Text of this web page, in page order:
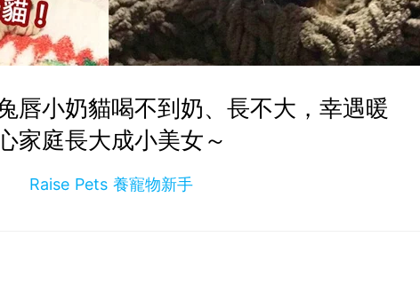
唇小奶貓喝不到奶、長不大，幸遇暖
家庭長大成小美女～
Raise Pets 養寵物新手